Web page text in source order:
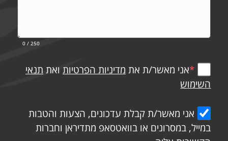
0 / 250
*אני מאשר/ת את מדיניות הפרטיות ואת תנאי
השימוש
אני מאשר/ת קבלת עדכונים, הצעות והטבות
במייל, במסרונים או בוואטסאפ מתדיראן וחברות